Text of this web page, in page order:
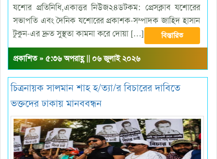
যশোর প্রতিনিধি,একাত্তর নিউজ২৪ডটকম: প্রেসক্লাব যশোরের
সভাপতি এবং দৈনিক যশোরের প্রকাশক-সম্পাদক জাহিদ হাসান
টুকুন-এর দ্রুত সুস্থতা কামনা করে দোয়া […]
বিস্তারিত
প্রকাশিত » ৫:৩৬ অপরাহ্ণ || ০৬ জুলাই ২০২৬
চিত্রনায়ক সালমান শাহ হ/ত্যা/র বিচারের দাবিতে
ভক্তদের ঢাকায় মানববন্ধন